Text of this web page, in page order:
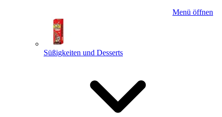
Menü öffnen
Süßigkeiten und Desserts